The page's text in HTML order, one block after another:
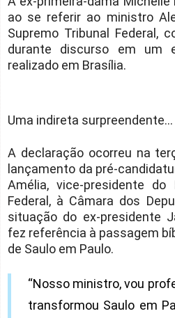
ao se referir ao ministro
Supremo Tribunal Federal,
durante discurso em um
realizado em Brasília.
Uma indireta surpreendente...
A declaração ocorreu na
lançamento da pré-
Amélia, vice-presidente
Federal, à Câmara dos
situação do ex-presidente
fez referência à passagem
de Saulo em Paulo.
“Nosso ministro, vou
transformou Saulo em